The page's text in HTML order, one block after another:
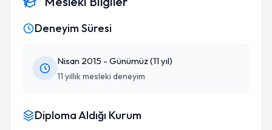
Deneyim Süresi
Nisan 2015 - Günümüz (11 yıl)
11 yıllık mesleki deneyim
Diploma Aldığı Kurum